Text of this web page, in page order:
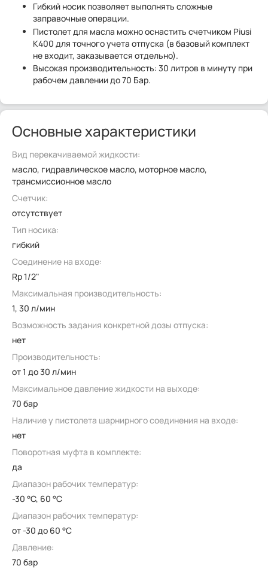
Гибкий носик позволяет выполнять сложные
заправочные операции.
Пистолет для масла можно оснастить счетчиком Piusi
K400 для точного учета отпуска (в базовый комплект
не входит, заказывается отдельно).
Высокая производительность: 30 литров в минуту при
рабочем давлении до 70 Бар.
Основные характеристики
Вид перекачиваемой жидкости:
масло, гидравлическое масло, моторное масло,
трансмиссионное масло
Счетчик:
отсутствует
Тип носика:
гибкий
Соединение на входе:
Rp 1/2"
Максимальная производительность:
1, 30 л/мин
Возможность задания конкретной дозы отпуска:
нет
Производительность:
от 1 до 30 л/мин
Максимальное давление жидкости на выходе:
70 бар
Наличие у пистолета шарнирного соединения на входе:
нет
Поворотная муфта в комплекте:
да
Диапазон рабочих температур:
-30 °C, 60 °C
Диапазон рабочих температур:
от -30 до 60 °C
Давление:
70 бар